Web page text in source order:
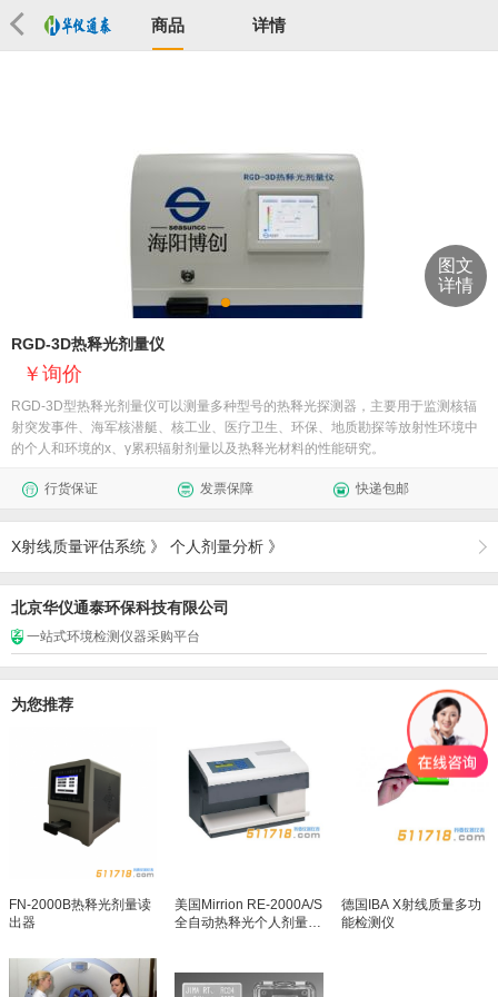
商品 详情
图文
详情
RGD-3D热释光剂量仪
询价
​RGD-3D型热释光剂量仪可以测量多种型号的热释光探测器，主要用于监测核辐
射突发事件、海军核潜艇、核工业、医疗卫生、环保、地质勘探等放射性环境中
的个人和环境的x、γ累积辐射剂量以及热释光材料的性能研究。
行货保证 发票保障 快递包邮
X射线质量评估系统 》 个人剂量分析 》
北京华仪通泰环保科技有限公司
一站式环境检测仪器采购平台
为您推荐
FN-2000B热释光剂量读
出器
美国Mirrion RE-2000A/S
全自动热释光个人剂量读
德国IBA X射线质量多功
能检测仪